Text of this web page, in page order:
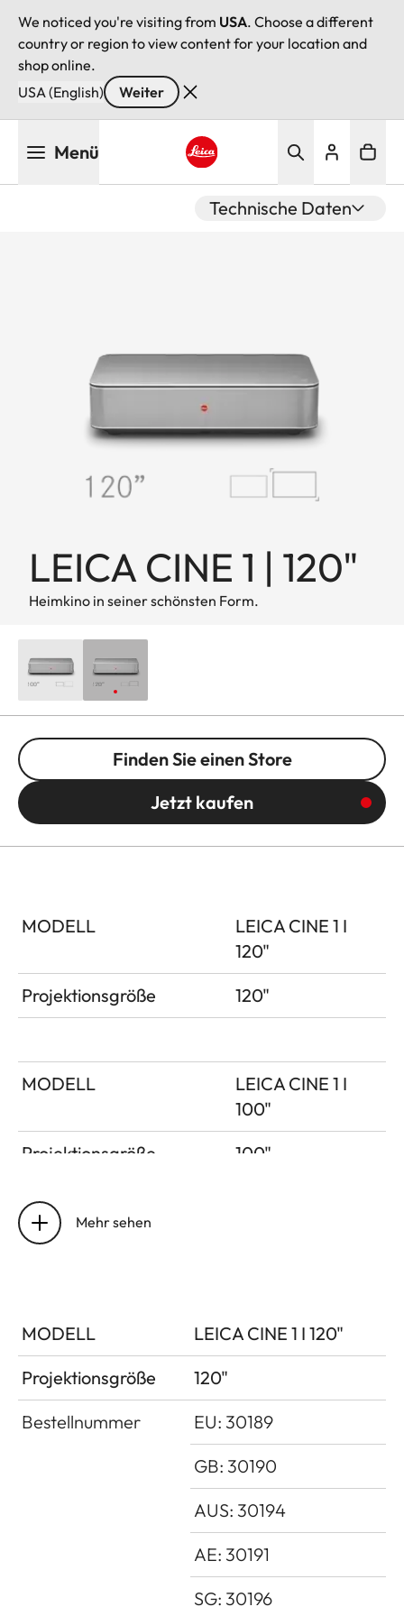
We noticed you're visiting from USA. Choose a different
country or region to view content for your location and
shop online.
USA (English)
Weiter
Menü
Technische Daten
LEICA CINE 1 | 120"
Heimkino in seiner schönsten Form.
Finden Sie einen Store
Jetzt kaufen
MODELL
LEICA CINE 1 I
120"
Projektionsgröße
120"
MODELL
LEICA CINE 1 I
100"
Projektionsgröße
100"
DLP
Upscaling
Ja
Gaming Mode
Ja, Latenz < 60
ms 4k@60Hz
3000 Im
Dynamischer Kontrast
Bis zu 2 Mio. :1
Bis zu 1000:1
Mehr sehen
MODELL
LEICA CINE 1 I 120"
Projektionsgröße
120"
Bestellnummer
EU: 30189
GB: 30190
AUS: 30194
AE: 30191
SG: 30196